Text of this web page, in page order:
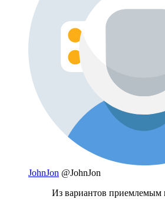
JohnJon @JohnJon
Из вариантов приемлемым